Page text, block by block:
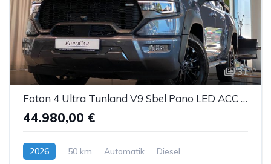
31
Foton 4 Ultra Tunland V9 Sbel Pano LED ACC AHK 360°
44.980,00 €
2026 50 km Automatik Diesel